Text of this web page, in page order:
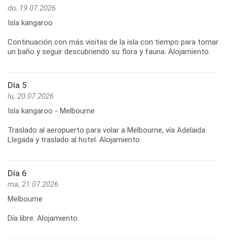
do, 19.07.2026
Isla kangaroo
Continuación con más visitas de la isla con tiempo para tomar
Día 5
lu, 20.07.2026
Isla kangaroo - Melbourne
Traslado al aeropuerto para volar a Melbourne, vía Adelaida.
Día 6
ma, 21.07.2026
Melbourne
Día libre. Alojamiento.